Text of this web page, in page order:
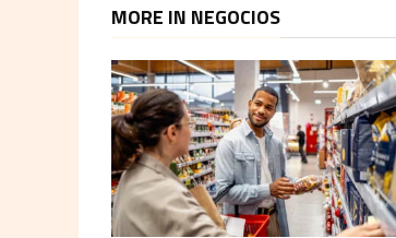
MORE IN NEGOCIOS